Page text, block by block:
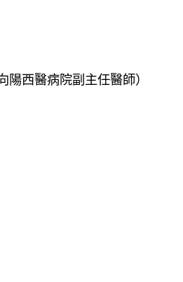
西醫病院副主任醫師）